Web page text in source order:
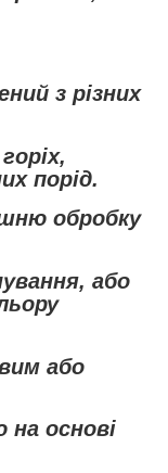
з різних
порід.
обробку
або
або
основі